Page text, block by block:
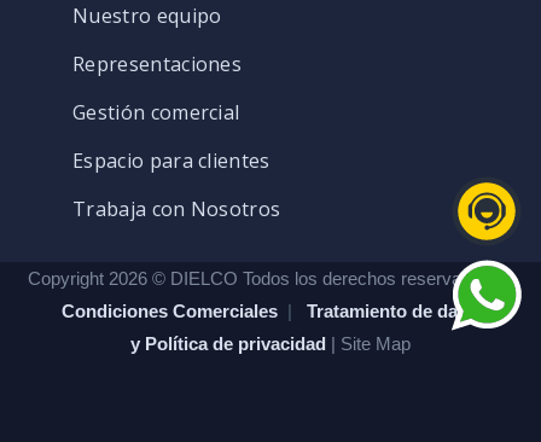
Nuestro equipo
Representaciones
Gestión comercial
Espacio para clientes
Trabaja con Nosotros
Copyright 2026 © DIELCO Todos los derechos reservados. |
Condiciones Comerciales | Tratamiento de datos
y Política de privacidad | Site Map